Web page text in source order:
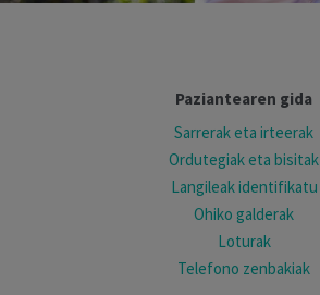
Paziantearen gida
Sarrerak eta irteerak
Ordutegiak eta bisitak
Langileak identifikatu
Ohiko galderak
Loturak
Telefono zenbakiak